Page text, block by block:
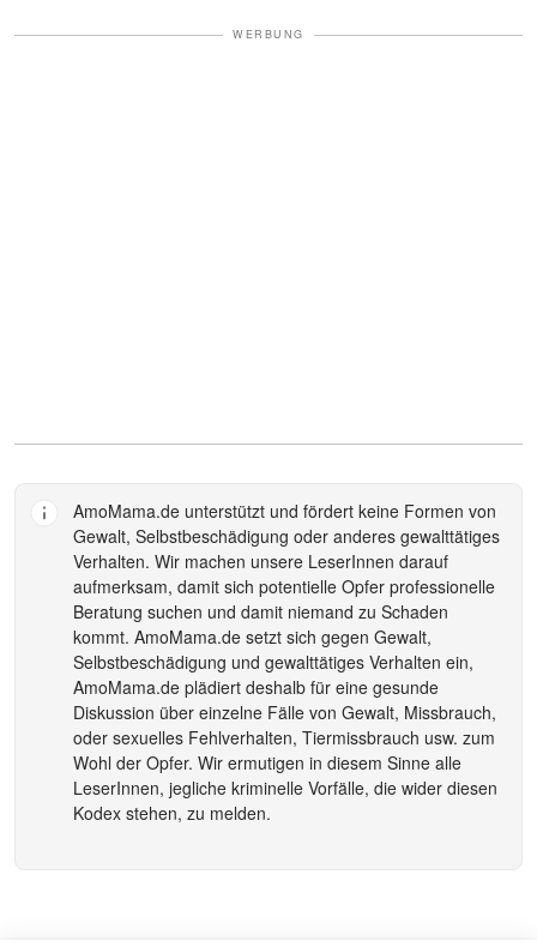
WERBUNG
AmoMama.de unterstützt und fördert keine Formen von
Gewalt, Selbstbeschädigung oder anderes gewalttätiges
Verhalten. Wir machen unsere LeserInnen darauf
aufmerksam, damit sich potentielle Opfer professionelle
Beratung suchen und damit niemand zu Schaden
kommt. AmoMama.de setzt sich gegen Gewalt,
Selbstbeschädigung und gewalttätiges Verhalten ein,
AmoMama.de plädiert deshalb für eine gesunde
Diskussion über einzelne Fälle von Gewalt, Missbrauch,
oder sexuelles Fehlverhalten, Tiermissbrauch usw. zum
Wohl der Opfer. Wir ermutigen in diesem Sinne alle
LeserInnen, jegliche kriminelle Vorfälle, die wider diesen
Kodex stehen, zu melden.